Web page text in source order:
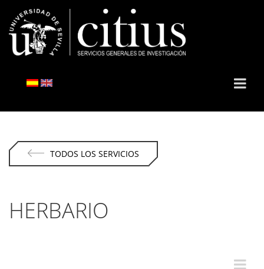
TODOS LOS SERVICIOS
HERBARIO